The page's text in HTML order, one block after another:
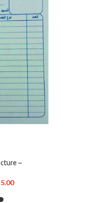
–
5.00